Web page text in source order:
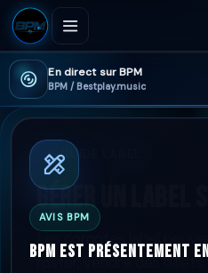
En direct sur BPM
BPM / Bestplay.music
AVIS BPM
BPM est présentement
GUIDE LABEL
GÉRER UN LABEL
Les comptes label
roster, vendre des billets,